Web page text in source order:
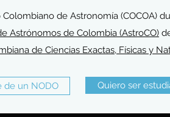
de Astronomía (COCOA)
Astrónomos de Colombia (AstroCO)
de Ciencias Exactas, Físicas y
de un NODO Quiero ser